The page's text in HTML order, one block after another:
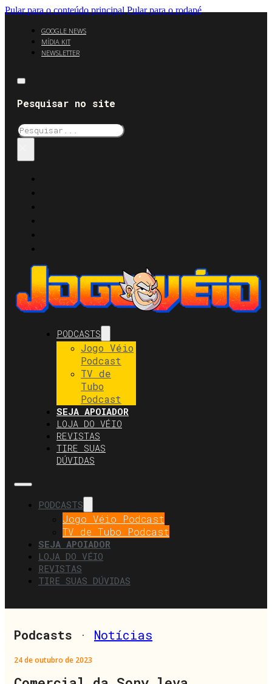
Pular para o conteúdo principal Pular para o rodapé
GOOGLE NEWS
MÍDIA KIT
NEWSLETTER
Pesquisar no site
Pesquisar
PODCASTS
Jogo Véio
Podcast
TV de
Tubo
Podcast
SEJA APOIADOR
LOJA DO VÉIO
REVISTAS
TIRE SUAS
DÚVIDAS
PODCASTS
Jogo Véio Podcast
TV de Tubo Podcast
SEJA APOIADOR
LOJA DO VÉIO
REVISTAS
TIRE SUAS DÚVIDAS
Podcasts · Notícias
24 de outubro de 2023